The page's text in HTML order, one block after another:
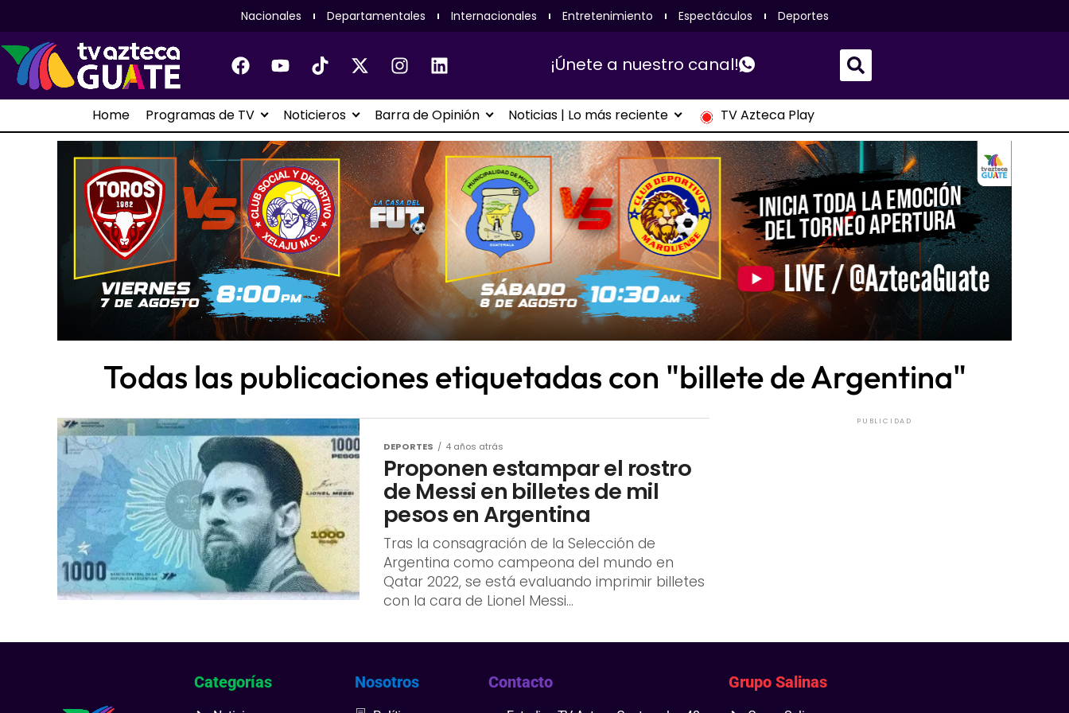
Nacionales Departamentales Internacionales Entretenimiento Espectáculos Deportes
¡Únete a nuestro canal!
Home Programas de TV Noticieros Barra de Opinión Noticias | Lo más reciente TV Azteca Play
Todas las publicaciones etiquetadas con "billete de Argentina"
DEPORTES 4 años atrás
Proponen estampar el rostro
de Messi en billetes de mil
pesos en Argentina
Tras la consagración de la Selección de
Argentina como campeona del mundo en
Qatar 2022, se está evaluando imprimir billetes
con la cara de Lionel Messi...
PUBLICIDAD
Categorías Nosotros Contacto Grupo Salinas